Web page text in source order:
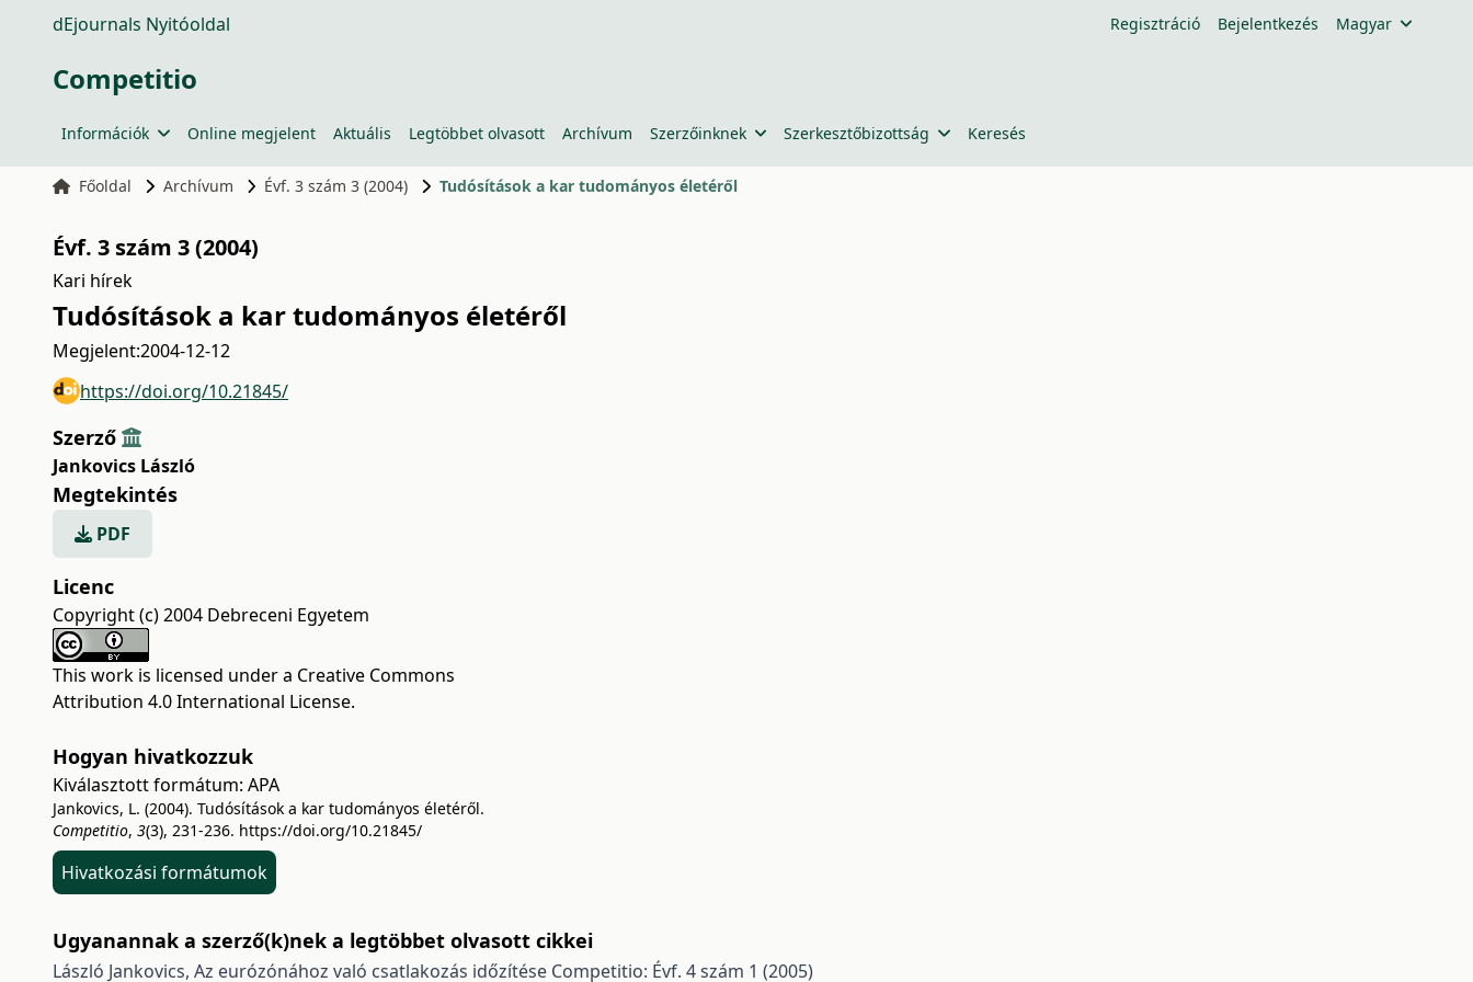
dEjournals Nyitóoldal Regisztráció Bejelentkezés Magyar
Competitio
Információk Online megjelent Aktuális Legtöbbet olvasott Archívum Szerzőinknek Szerkesztőbizottság Keresés
Főoldal Archívum Évf. 3 szám 3 (2004) Tudósítások a kar tudományos életéről
Évf. 3 szám 3 (2004)
Kari hírek
Tudósítások a kar tudományos életéről
Megjelent:2004-12-12
https://doi.org/10.21845/
Szerző
Jankovics László
Megtekintés
PDF
Licenc
Copyright (c) 2004 Debreceni Egyetem
This work is licensed under a Creative Commons
Attribution 4.0 International License.
Hogyan hivatkozzuk
Kiválasztott formátum: APA
Jankovics, L. (2004). Tudósítások a kar tudományos életéről.
Competitio, 3(3), 231-236. https://doi.org/10.21845/
Hivatkozási formátumok
Ugyanannak a szerző(k)nek a legtöbbet olvasott cikkei
László Jankovics, Az eurózónához való csatlakozás időzítése Competitio: Évf. 4 szám 1 (2005)